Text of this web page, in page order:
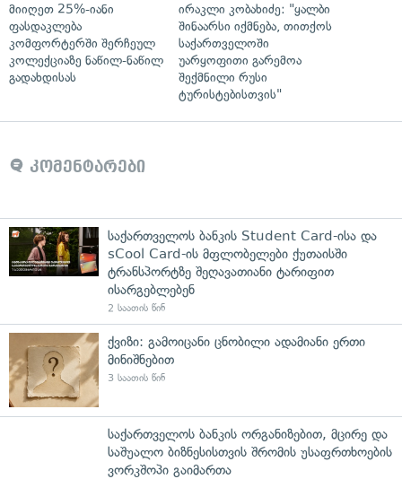
მიიღეთ 25%-იანი
ფასდაკლება
კომფორტერში შერჩეულ
კოლექციაზე ნაწილ-ნაწილ
გადახდისას
ირაკლი კობახიძე: "ყალბი
შინაარსი იქმნება, თითქოს
საქართველოში
უარყოფითი გარემოა
შექმნილი რუსი
ტურისტებისთვის"
კომენტარები
საქართველოს ბანკის Student Card-ისა და
sCool Card-ის მფლობელები ქუთაისში
ტრანსპორტზე შეღავათიანი ტარიფით
ისარგებლებენ
2 საათის წინ
ქვიზი: გამოიცანი ცნობილი ადამიანი ერთი
მინიშნებით
3 საათის წინ
საქართველოს ბანკის ორგანიზებით, მცირე და
საშუალო ბიზნესისთვის შრომის უსაფრთხოების
ვორკშოპი გაიმართა